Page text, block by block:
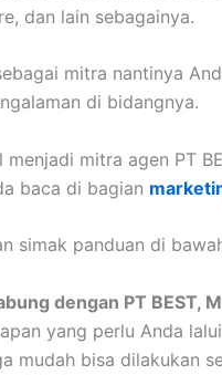
dan lain sebagainya.
mitra nantinya
di bidangnya.
menjadi mitra agen PT
baca di bagian
simak panduan di
dengan PT BEST,
yang perlu Anda
mudah bisa dilakukan